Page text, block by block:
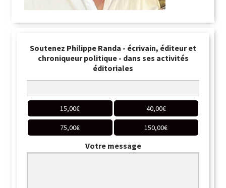
Soutenez Philippe Randa - écrivain, éditeur et
chroniqueur politique - dans ses activités
éditoriales
15,00€ 40,00€
75,00€ 150,00€
Votre message